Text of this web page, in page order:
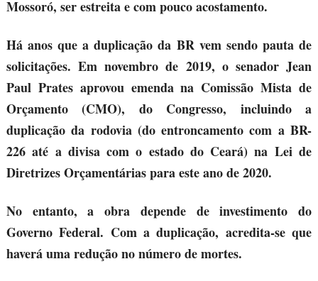
Mossoró, ser estreita e com pouco acostamento.
Há anos que a duplicação da BR vem sendo pauta de
solicitações. Em novembro de 2019, o senador Jean
Paul Prates aprovou emenda na Comissão Mista de
Orçamento (CMO), do Congresso, incluindo a
duplicação da rodovia (do entroncamento com a BR-
226 até a divisa com o estado do Ceará) na Lei de
Diretrizes Orçamentárias para este ano de 2020.
No entanto, a obra depende de investimento do
Governo Federal. Com a duplicação, acredita-se que
haverá uma redução no número de mortes.